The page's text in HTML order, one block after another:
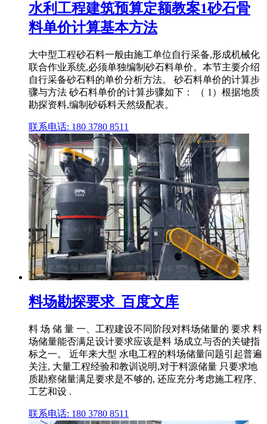
水利工程建筑预算定额教案1砂石骨
料单价计算基本方法
大中型工程砂石料一般由施工单位自行采备,形成机械化
联合作业系统,必须单独编制砂石料单价。本节主要介绍
自行采备砂石料的单价分析方法。 砂石料单价的计算步
骤与方法 砂石料单价的计算步骤如下： （ 1）根据地质
勘探资料,编制砂砾料天然级配表。
联系电话: 180 3780 8511
料场勘探要求_百度文库
料 场 储 量 一、工程建设不同阶段对料场储量的 要求 料
场储量能否满足设计要求应该是料 场成立与否的关键指
标之一。 近年来大型 水电工程的料场储量问题引起普遍
关注, 大量工程经验和教训说明,对于料源储量 只要求地
质勘察储量满足要求是不够的, 还应充分考虑施工程序、
工艺和设 .
联系电话: 180 3780 8511